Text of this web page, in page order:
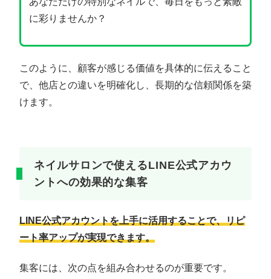
に彩りませんか？
このように、顧客が感じる価値を具体的に伝えること
で、他店との違いを明確化し、長期的な信頼関係を築
けます。
ネイルサロンで使えるLINE公式アカウ
ントへの効果的な集客
LINE公式アカウントを上手に活用することで、リピ
ート率アップが実現できます。
集客には、次の点を組み合わせるのが重要です。